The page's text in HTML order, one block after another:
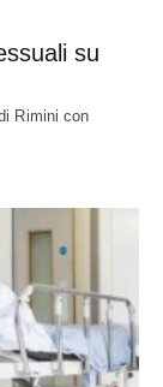
su
Rimini con